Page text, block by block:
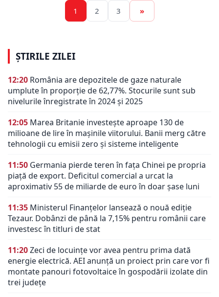
1 2 3 »
ȘTIRILE ZILEI
12:20 România are depozitele de gaze naturale
umplute în proporție de 62,77%. Stocurile sunt sub
nivelurile înregistrate în 2024 și 2025
12:05 Marea Britanie investește aproape 130 de
milioane de lire în mașinile viitorului. Banii merg către
tehnologii cu emisii zero și sisteme inteligente
11:50 Germania pierde teren în fața Chinei pe propria
piață de export. Deficitul comercial a urcat la
aproximativ 55 de miliarde de euro în doar șase luni
11:35 Ministerul Finanțelor lansează o nouă ediție
Tezaur. Dobânzi de până la 7,15% pentru românii care
investesc în titluri de stat
11:20Zeci de locuințe vor avea pentru prima dată
energie electrică. AEI anunță un proiect prin care vor fi
montate panouri fotovoltaice în gospodării izolate din
trei județe